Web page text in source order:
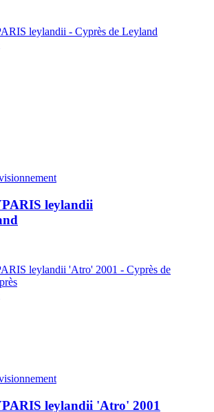
leylandii
leylandii 'Atro' 2001